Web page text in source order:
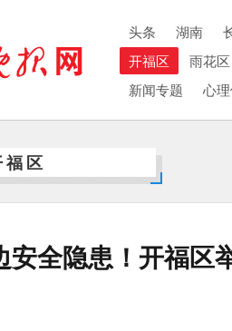
头条 湖南
开福区
雨花区
新闻专题
心
福区
安全隐患！开福区